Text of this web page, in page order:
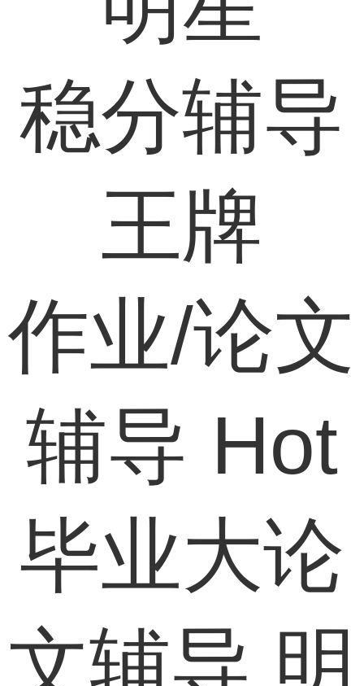
稳分辅导
王牌
作业/论文
辅导 Hot
毕业大论
文辅导 明